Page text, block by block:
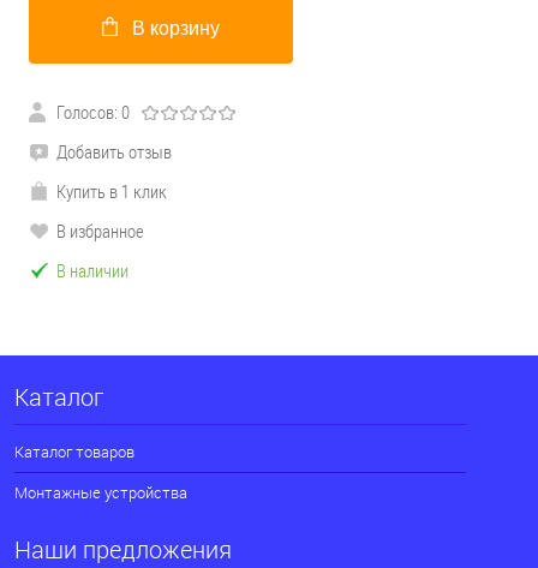
В корзину
Голосов: 0
Добавить отзыв
Купить в 1 клик
В избранное
В наличии
Каталог
Каталог товаров
Монтажные устройства
Наши предложения